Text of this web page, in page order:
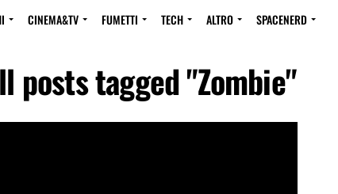
CINEMA&TV FUMETTI TECH ALTRO SPACENERD
posts tagged "Zombie"